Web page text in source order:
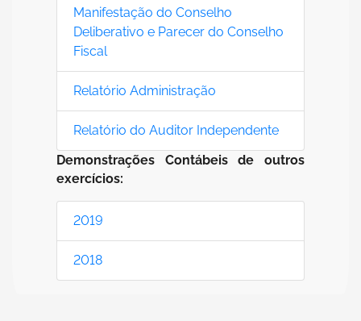
Manifestação do Conselho
Deliberativo e Parecer do Conselho
Fiscal
Relatório Administração
Relatório do Auditor Independente
Demonstrações Contábeis de outros
exercícios:
2019
2018